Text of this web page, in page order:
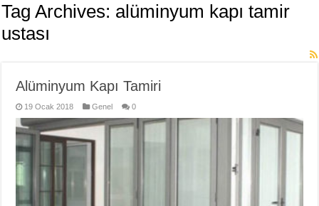
Tag Archives: alüminyum kapı tamir
ustası
Alüminyum Kapı Tamiri
19 Ocak 2018 Genel 0